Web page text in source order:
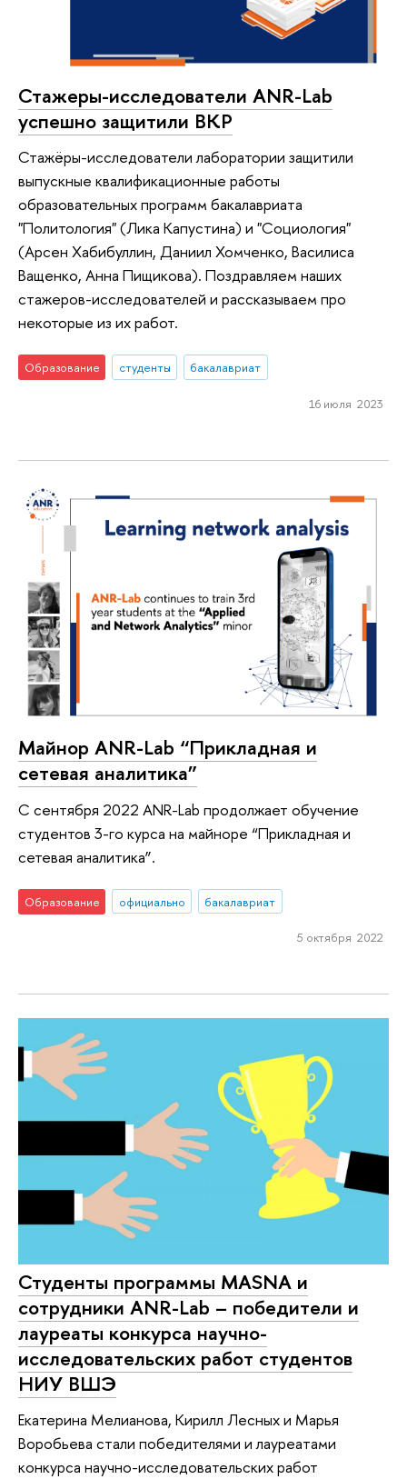
Стажеры-исследователи ANR-Lab
успешно защитили ВКР
Стажёры-исследователи лаборатории защитили
выпускные квалификационные работы
образовательных программ бакалавриата
"Политология" (Лика Капустина) и "Социология"
(Арсен Хабибуллин, Даниил Хомченко, Василиса
Ващенко, Анна Пищикова). Поздравляем наших
стажеров-исследователей и рассказываем про
некоторые из их работ.
Образование студенты бакалавриат
16 июля 2023
Майнор ANR-Lab “Прикладная и
сетевая аналитика”
С сентября 2022 ANR-Lab продолжает обучение
студентов 3-го курса на майноре “Прикладная и
сетевая аналитика”.
Образование официально бакалавриат
5 октября 2022
Студенты программы MASNA и
сотрудники ANR-Lab – победители и
лауреаты конкурса научно-
исследовательских работ студентов
НИУ ВШЭ
Екатерина Мелианова, Кирилл Лесных и Марья
Воробьева стали победителями и лауреатами
конкурса научно-исследовательских работ